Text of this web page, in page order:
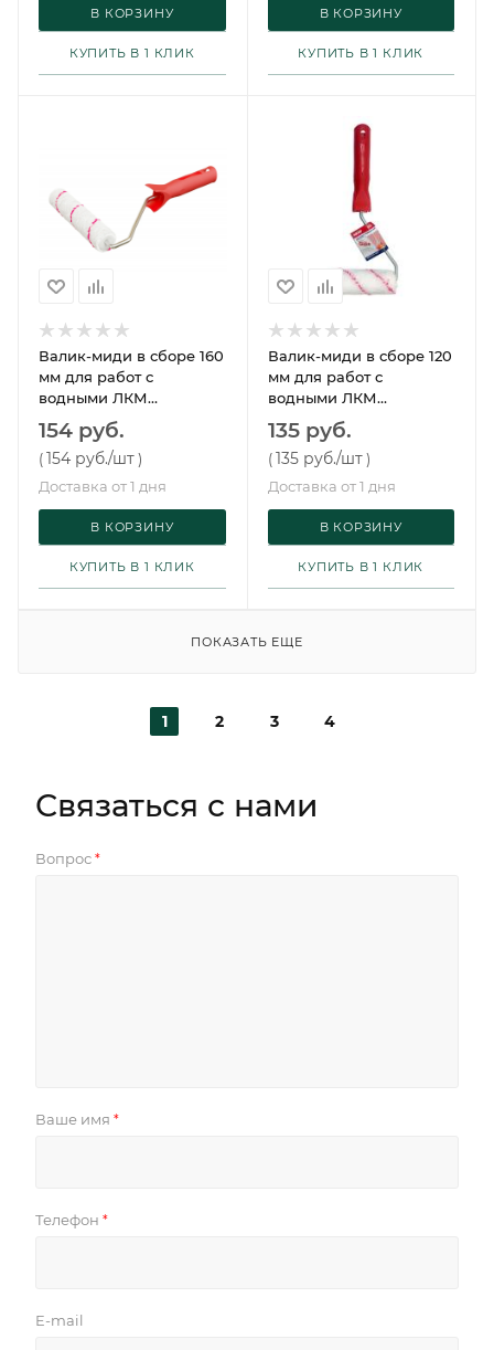
В КОРЗИНУ
КУПИТЬ В 1 КЛИК
В КОРЗИНУ
КУПИТЬ В 1 КЛИК
Валик-миди в сборе 160
мм для работ с
водными ЛКМ
полиэстер
154 руб.
(154 руб./шт)
Доставка от 1 дня
В КОРЗИНУ
КУПИТЬ В 1 КЛИК
Валик-миди в сборе 120
мм для работ с
водными ЛКМ
полиэстер
135 руб.
(135 руб./шт )
Доставка от 1 дня
В КОРЗИНУ
КУПИТЬ В 1 КЛИК
ПОКАЗАТЬ ЕЩЕ
1 2 3 4
Связаться с нами
Вопрос *
Ваше имя *
Телефон *
E-mail